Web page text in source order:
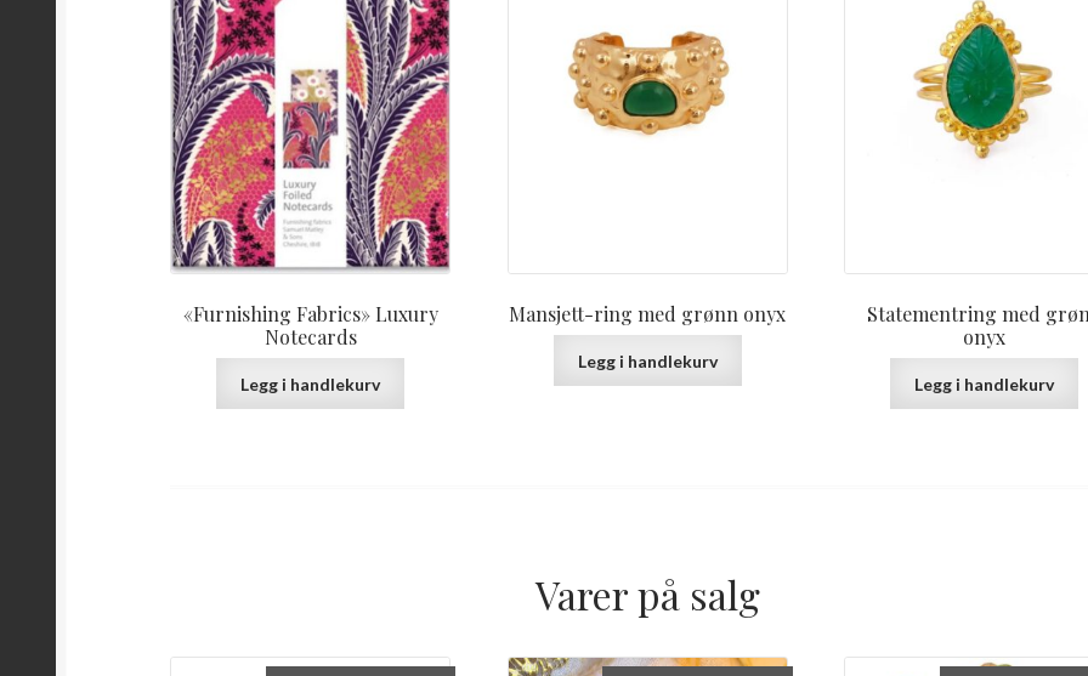
«Furnishing Fabrics» Luxury
Notecards
Legg i handlekurv
Mansjett-ring med grønn onyx
Legg i handlekurv
Statementring med
onyx
Legg i handlekurv
Varer på salg